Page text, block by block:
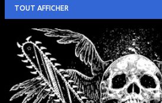
TOUT AFFICHER